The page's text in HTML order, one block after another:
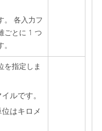
。 各入力フ
ごとに 1 つ
を指定しま
ルです。
位はキロメ